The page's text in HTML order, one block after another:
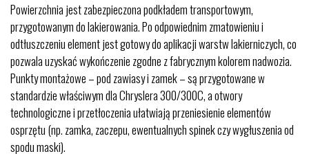
Powierzchnia jest zabezpieczona podkładem transportowym,
przygotowanym do lakierowania. Po odpowiednim zmatowieniu i
odtłuszczeniu element jest gotowy do aplikacji warstw lakierniczych, co
pozwala uzyskać wykończenie zgodne z fabrycznym kolorem nadwozia.
Punkty montażowe – pod zawiasy i zamek – są przygotowane w
standardzie właściwym dla Chryslera 300/300C, a otwory
technologiczne i przetłoczenia ułatwiają przeniesienie elementów
osprzętu (np. zamka, zaczepu, ewentualnych spinek czy wygłuszenia od
spodu maski).